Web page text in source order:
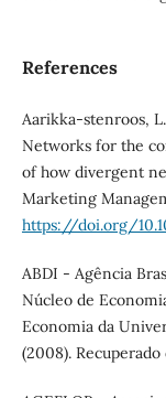
References
Aarikka-stenroos,
Networks for the
of how divergent
Marketing
https://doi.org/
ABDI - Agência
Núcleo de
Economia da
(2008). Recuperado